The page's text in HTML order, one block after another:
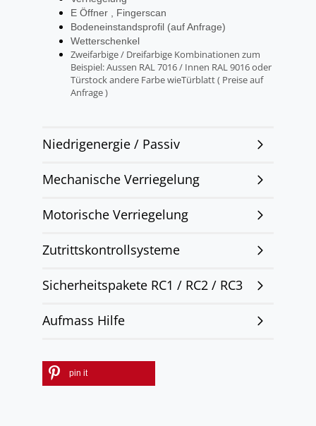
E Öffner , Fingerscan
Bodeneinstandsprofil (auf Anfrage)
Wetterschenkel
Zweifarbige / Dreifarbige Kombinationen zum
Beispiel: Aussen RAL 7016 / Innen RAL 9016 oder
Türstock andere Farbe wieTürblatt ( Preise auf
Anfrage )
Niedrigenergie / Passiv
Mechanische Verriegelung
Motorische Verriegelung
Zutrittskontrollsysteme
Sicherheitspakete RC1 / RC2 / RC3
Aufmass Hilfe
pin it